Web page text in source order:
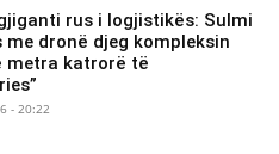
rus i logjistikës: Sulmi
me dronë djeg kompleksin
metra katrorë të
- 20:22